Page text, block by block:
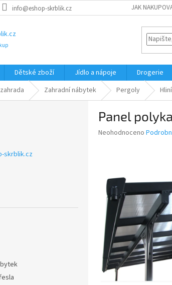
info@eshop-skrblik.cz JAK
Dětské zboží Jídlo a nápoje Drogerie
Zahradní nábytek Pergoly
skrblik.cz
Panel
Průměrné
hvězdiček.
Neohodnoceno